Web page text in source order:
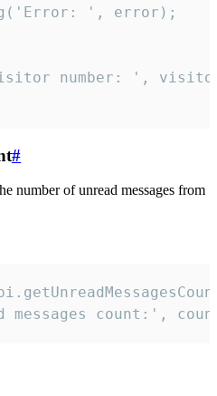
', error);
number: ',
#
number of unread messages from
messages count:',